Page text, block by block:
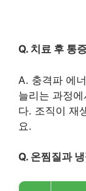
Q. 치료 후 통
A. 충격파 에
늘리는 과정
다. 조직이 재
요.
Q. 온찜질과